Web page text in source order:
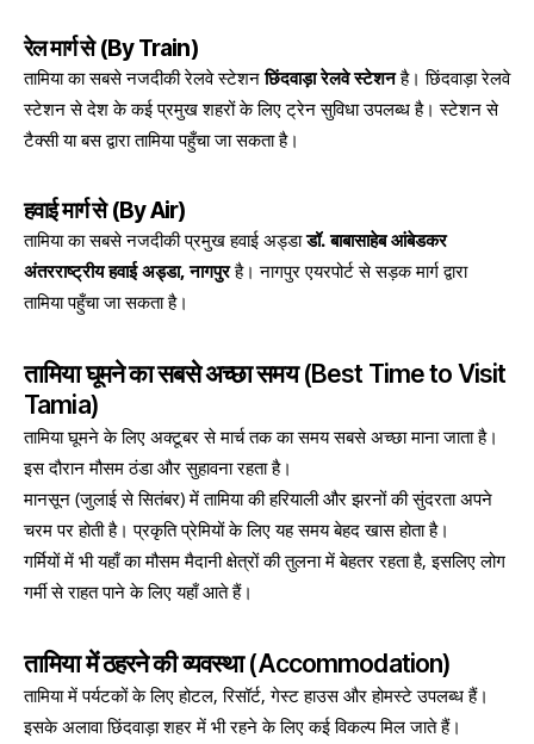
रेल मार्ग से (By Train)
तामिया का सबसे नजदीकी रेलवे स्टेशनछिंदवाड़ा रेलवे स्टेशनहै। छिंदवाड़ा रेलवे
स्टेशन से देश के कई प्रमुख शहरों के लिए ट्रेन सुविधा उपलब्ध है। स्टेशन से
टैक्सी या बस द्वारा तामिया पहुँचा जा सकता है।
हवाई मार्ग से (By Air)
तामिया का सबसे नजदीकी प्रमुख हवाई अड्डाडॉ. बाबासाहेब आंबेडकर
अंतरराष्ट्रीय हवाई अड्डा, नागपुरहै। नागपुर एयरपोर्ट से सड़क मार्ग द्वारा
तामिया पहुँचा जा सकता है।
तामिया घूमने का सबसे अच्छा समय (Best Time to Visit
Tamia)
तामिया घूमने के लिए अक्टूबर से मार्च तक का समय सबसे अच्छा माना जाता है।
इस दौरान मौसम ठंडा और सुहावना रहता है।
मानसून (जुलाई से सितंबर) में तामिया की हरियाली और झरनों की सुंदरता अपने
चरम पर होती है। प्रकृति प्रेमियों के लिए यह समय बेहद खास होता है।
गर्मियों में भी यहाँ का मौसम मैदानी क्षेत्रों की तुलना में बेहतर रहता है, इसलिए लोग
गर्मी से राहत पाने के लिए यहाँ आते हैं।
तामिया में ठहरने की व्यवस्था (Accommodation)
तामिया में पर्यटकों के लिए होटल, रिसॉर्ट, गेस्ट हाउस और होमस्टे उपलब्ध हैं।
इसके अलावा छिंदवाड़ा शहर में भी रहने के लिए कई विकल्प मिल जाते हैं।